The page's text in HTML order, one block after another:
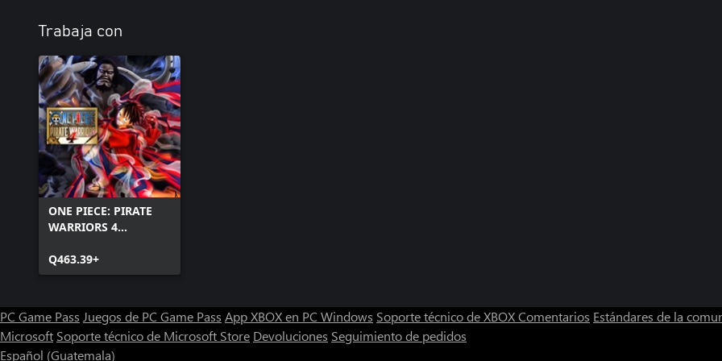
Trabaja con
ONE PIECE: PIRATE
WARRIORS 4
Q463.39+
PC Game Pass Juegos de PC Game Pass App XBOX en PC Windows Soporte técnico de XBOXComentarios Estándares de la
Microsoft Soporte técnico de Microsoft Store Devoluciones Seguimiento de pedidos
Español (Guatemala)